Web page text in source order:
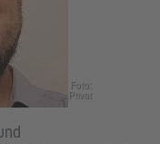
Foto:
Privat